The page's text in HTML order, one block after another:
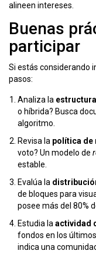
alineen intereses.
Buenas
participar
Si estás considerando
pasos:
Analiza la
o híbrida? Busca
algoritmo.
Revisa la política de
voto? Un modelo de
estable.
Evalúa la
de bloques para
posee más del 80%
Estudia laactividad
fondos en los
indica una